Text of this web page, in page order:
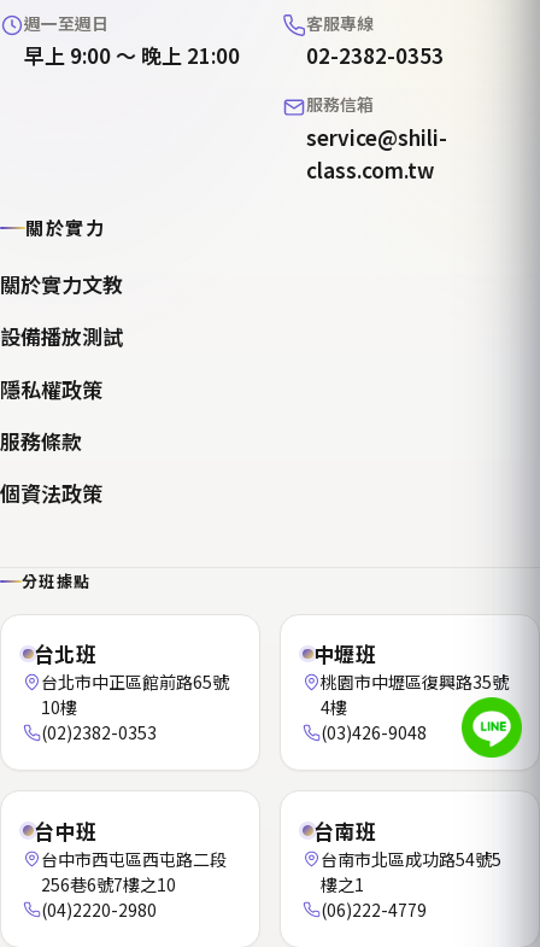
週一至週日
早上 9:00 ～ 晚上 21:00
客服專線
02-2382-0353
服務信箱
service@shili-
class.com.tw
關於實力
關於實力文教
設備播放測試
隱私權政策
服務條款
個資法政策
分班據點
台北班
台北市中正區館前路65號
10樓
(02)2382-0353
中壢班
桃園市中壢區復興路35號
4樓
(03)426-9048
台中班
台中市西屯區西屯路二段
256巷6號7樓之10
(04)2220-2980
台南班
台南市北區成功路54號5
樓之1
(06)222-4779